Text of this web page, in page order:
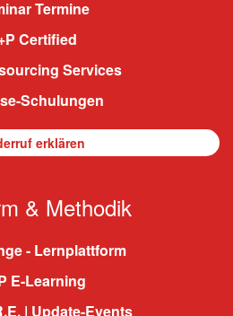
Termine
Certified
Services
Schulungen
erklären
& Methodik
- Lernplattform
E-Learning
| Update-Events